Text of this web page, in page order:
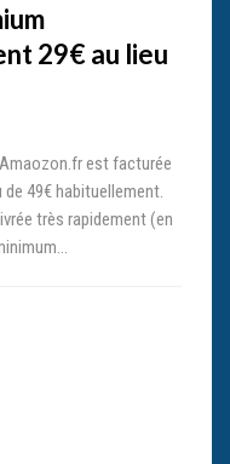
29€ au lieu
est facturée
de 49€ habituellement.
très rapidement (en